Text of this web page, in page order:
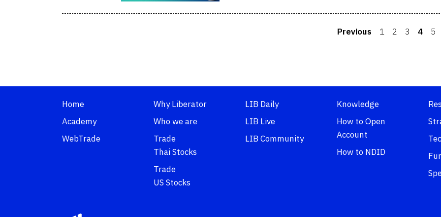
Previous 1 2 3 4 5
Home
Academy
WebTrade
Why Liberator
Who we are
Trade
Thai Stocks
Trade
US Stocks
LIB Daily
LIB Live
LIB Community
Knowledge
How to Open
Account
How to NDID